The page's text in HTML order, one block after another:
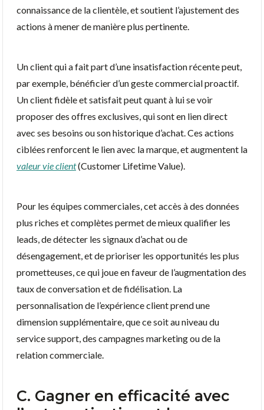
connaissance de la clientèle, et soutient l’ajustement des
actions à mener de manière plus pertinente.
Un client qui a fait part d’une insatisfaction récente peut,
par exemple, bénéficier d’un geste commercial proactif.
Un client fidèle et satisfait peut quant à lui se voir
proposer des offres exclusives, qui sont en lien direct
avec ses besoins ou son historique d’achat. Ces actions
ciblées renforcent le lien avec la marque, et augmentent la
valeur vie client(Customer Lifetime Value).
Pour les équipes commerciales, cet accès à des données
plus riches et complètes permet de mieux qualifier les
leads, de détecter les signaux d’achat ou de
désengagement, et de prioriser les opportunités les plus
prometteuses, ce qui joue en faveur de l’augmentation des
taux de conversation et de fidélisation. La
personnalisation de l’expérience client prend une
dimension supplémentaire, que ce soit au niveau du
service support, des campagnes marketing ou de la
relation commerciale.
C. Gagner en efficacité avec